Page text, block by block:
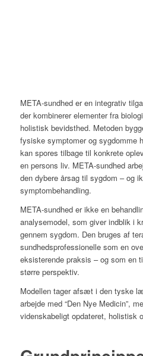
META-sundhed er en integrativ
der kombinerer elementer fra
holistisk bevidsthed. Metoden
fysiske symptomer og sygdomme
kan spores tilbage til konkrete
en persons liv. META-sundhed
den dybere årsag til sygdom – og
symptombehandling.
META-sundhed er ikke en
analysemodel, som giver indblik i
gennem sygdom. Den bruges af
sundhedsprofessionelle som en
eksisterende praksis – og som en
større perspektiv.
Modellen tager afsæt i den tyske
arbejde med “Den Nye Medicin”,
videnskabeligt opdateret, holistisk